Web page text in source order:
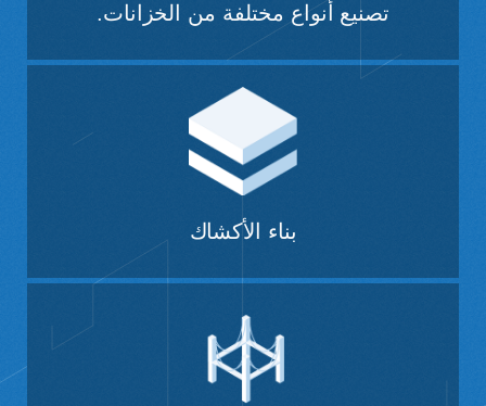
تصنيع أنواع مختلفة من الخزانات.
بناء الأكشاك